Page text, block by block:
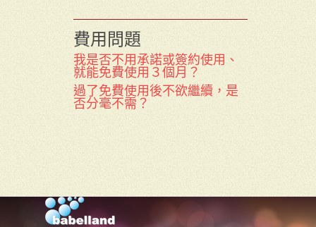
費用問題
我是否不用承諾或簽約使用、
就能免費使用３個月？
過了免費使用後不欲繼續，是
否分毫不需？